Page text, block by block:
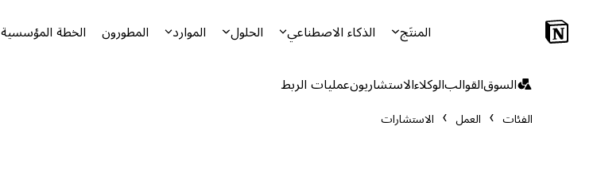
المنتَج الذكاء الاصطناعي الحلول الموارد المطورون الخطة المؤسسية
السوقالقوالبالوكلاءالاستشاريونعمليات الربط
الفئات العمل الاستشارات